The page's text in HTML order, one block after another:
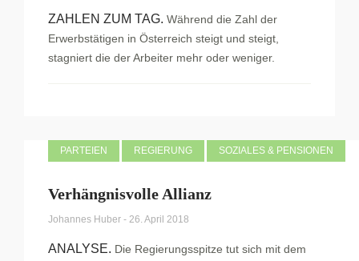
ZAHLEN ZUM TAG. Während die Zahl der
Erwerbstätigen in Österreich steigt und steigt,
stagniert die der Arbeiter mehr oder weniger.
PARTEIEN REGIERUNG SOZIALES & PENSIONEN
Verhängnisvolle Allianz
Johannes Huber - 26. April 2018
ANALYSE. Die Regierungsspitze tut sich mit dem